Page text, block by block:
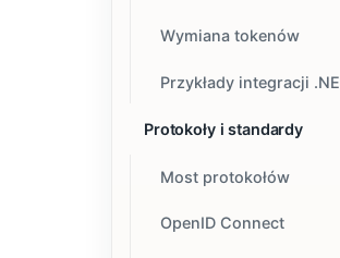
Wymiana tokenów
Przykłady integracji
Protokoły i standardy
Most protokołów
OpenID Connect